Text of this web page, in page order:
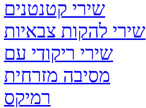
שירי קטנטנים
שירי להקות צבאיות
שירי ריקודי עם
מסיבה מזרחית
רמיקס